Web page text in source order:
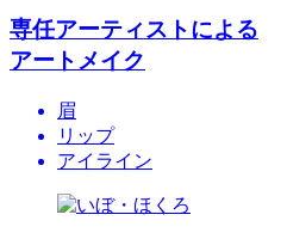
専任アーティストによる
アートメイク
眉
リップ
アイライン